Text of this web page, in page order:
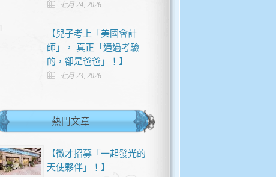
七月 24, 2026
【兒子考上「美國會計
師」， 真正「通過考驗
的，卻是爸爸」！】
七月 23, 2026
熱門文章
【徵才招募「一起發光的
天使夥伴」！】